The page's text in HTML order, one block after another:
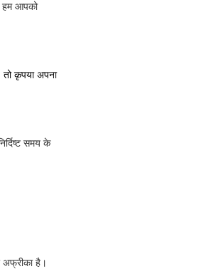
हम आपको
कृपया अपना
समय के
अफ्रीका है।